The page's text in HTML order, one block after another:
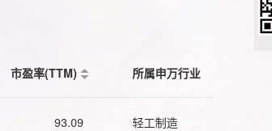
市盈率(TTM) 所属申万行业
93.09 轻工制造